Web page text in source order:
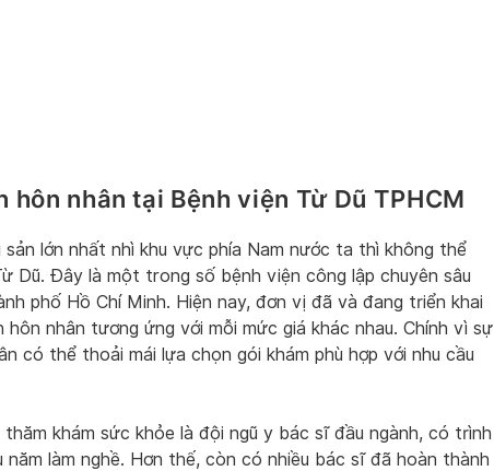
hôn nhân tại Bệnh viện Từ Dũ TPHCM
sản lớn nhất nhì khu vực phía Nam nước ta thì không thể
Dũ. Đây là một trong số bệnh viện công lập chuyên sâu
phố Hồ Chí Minh. Hiện nay, đơn vị đã và đang triển khai
hôn nhân tương ứng với mỗi mức giá khác nhau. Chính vì sự
có thể thoải mái lựa chọn gói khám phù hợp với nhu cầu
khám sức khỏe là đội ngũ y bác sĩ đầu ngành, có trình
làm nghề. Hơn thế, còn có nhiều bác sĩ đã hoàn thành